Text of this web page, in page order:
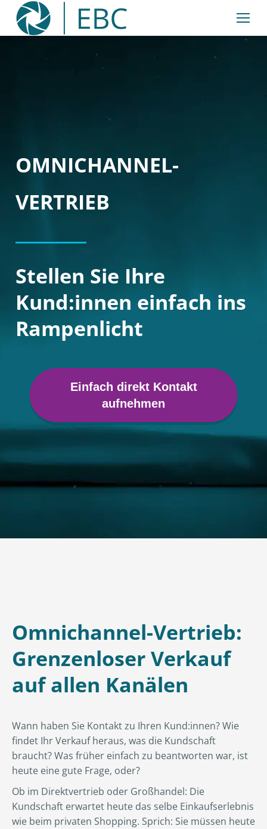
springen
OMNICHANNEL-
VERTRIEB
Stellen Sie Ihre
Kund:innen einfach ins
Rampenlicht
Einfach direkt Kontakt
aufnehmen
Omnichannel-Vertrieb:
Grenzenloser Verkauf
auf allen Kanälen
Wann haben Sie Kontakt zu Ihren Kund:innen? Wie
findet Ihr Verkauf heraus, was die Kundschaft
braucht? Was früher einfach zu beantworten war, ist
heute eine gute Frage, oder?
Ob im Direktvertrieb oder Großhandel: Die
Kundschaft erwartet heute das selbe Einkaufserlebnis
wie beim privaten Shopping. Sprich: Sie müssen heute